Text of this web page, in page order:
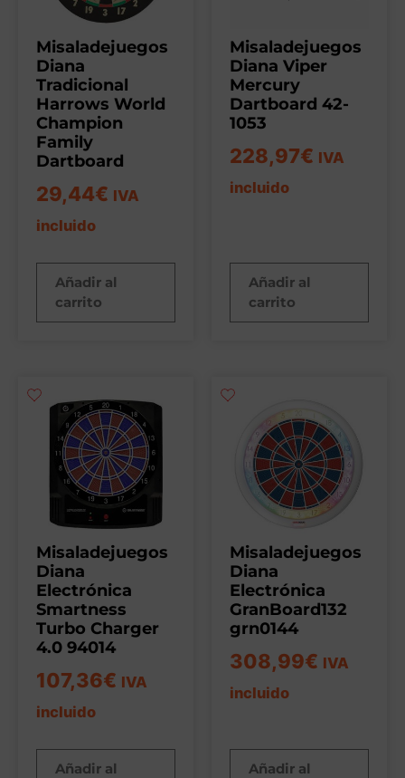
Misaladejuegos
Diana
Tradicional
Harrows World
Champion
Family
Dartboard
29,44€ IVA
incluido
Añadir al
carrito
Misaladejuegos
Diana Viper
Mercury
Dartboard 42-
1053
228,97€ IVA
incluido
Añadir al
carrito
Misaladejuegos
Diana
Electrónica
Smartness
Turbo Charger
4.0 94014
107,36€ IVA
incluido
Añadir al
Misaladejuegos
Diana
Electrónica
GranBoard132
grn0144
308,99€ IVA
incluido
Añadir al